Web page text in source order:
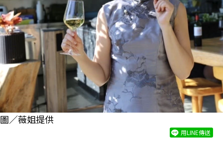
圖／薇姐提供
用LINE傳送